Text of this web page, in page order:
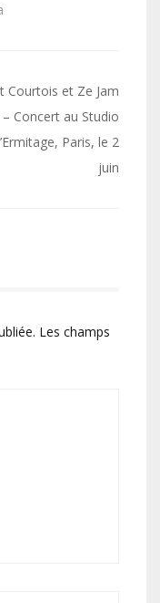
Courtois et Ze Jam
Concert au Studio
Paris, le 2
juin
Les champs